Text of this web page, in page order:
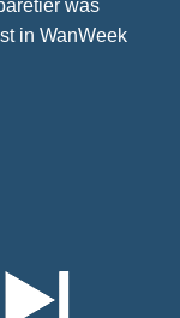
was
in WanWeek